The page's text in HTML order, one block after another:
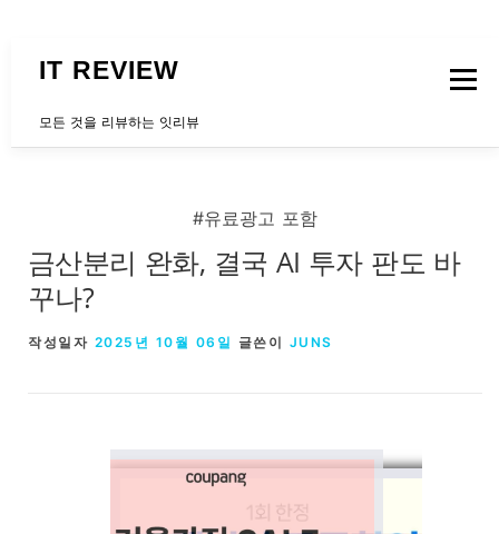
IT REVIEW
모든 것을 리뷰하는 잇리뷰
메뉴
#유료광고 포함
금산분리 완화, 결국 AI 투자 판도 바
꾸나?
작성일자 2025년 10월 06일 글쓴이 JUNS